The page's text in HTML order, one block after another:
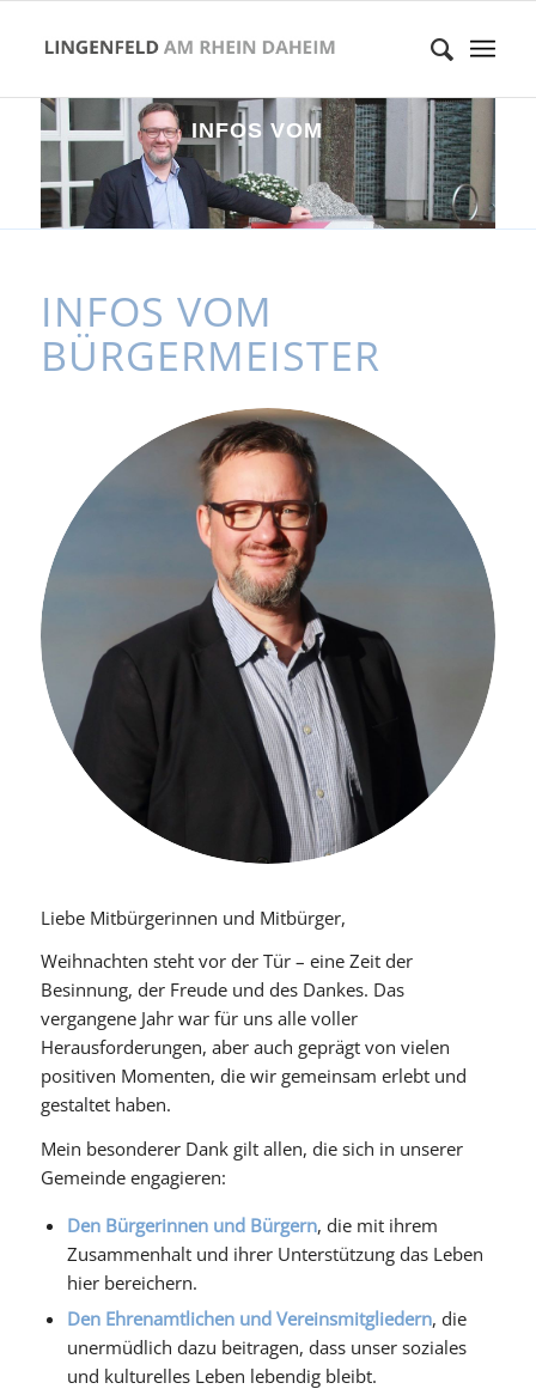
INFOS VOM
BÜ E RMEI T
INFOS VOM
BÜRGERMEISTER
Liebe Mitbürgerinnen und Mitbürger,
Weihnachten steht vor der Tür – eine Zeit der
Besinnung, der Freude und des Dankes. Das
vergangene Jahr war für uns alle voller
Herausforderungen, aber auch geprägt von vielen
positiven Momenten, die wir gemeinsam erlebt und
gestaltet haben.
Mein besonderer Dank gilt allen, die sich in unserer
Gemeinde engagieren:
Den Bürgerinnen und Bürgern, die mit ihrem
Zusammenhalt und ihrer Unterstützung das Leben
hier bereichern.
Den Ehrenamtlichen und Vereinsmitgliedern, die
unermüdlich dazu beitragen, dass unser soziales
und kulturelles Leben lebendig bleibt.